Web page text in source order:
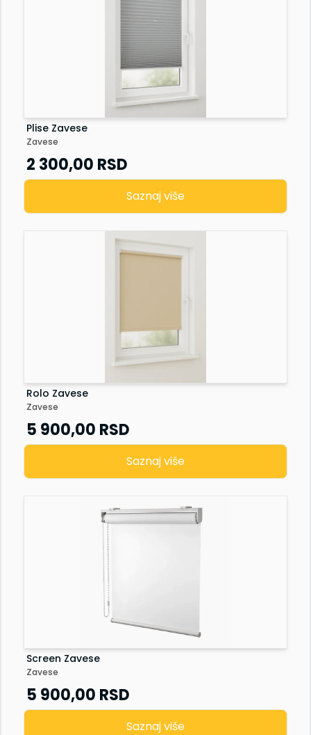
Plise Zavese
Zavese
2 300,00 RSD
Saznaj više
Rolo Zavese
Zavese
5 900,00 RSD
Saznaj više
Screen Zavese
Zavese
5 900,00 RSD
Saznaj više